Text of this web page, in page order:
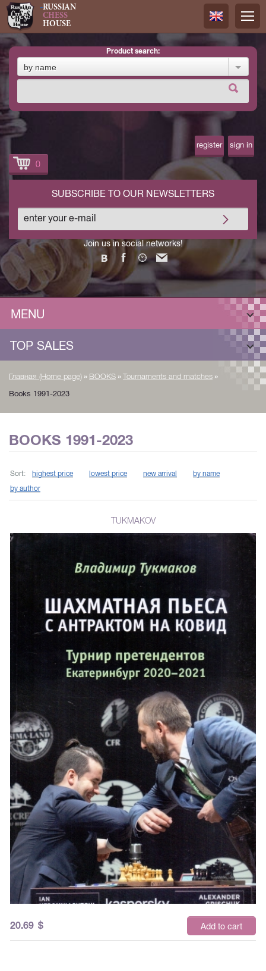
RUSSIAN
CHESS
HOUSE
Русский
product search:
by name
register sign in
0
Join us in social networks!
SUBSCRIBE TO OUR NEWSLETTERS
MENU
TOP SALES
Главная (Home page) » BOOKS » Tournaments and matches »
Books 1991-2023
BOOKS 1991-2023
Sort: highest price lowest price new arrival
by name
by author
TUKMAKOV
20.69 $ Add to cart